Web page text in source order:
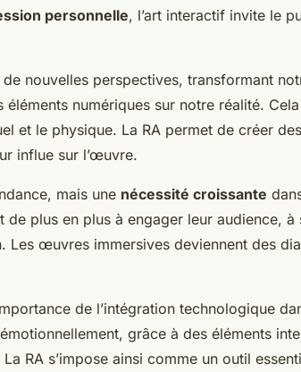
personnelle, l’art interactif invite le
de nouvelles perspectives, transformant
éléments numériques sur notre réalité.
et le physique. La RA permet de créer des
influe sur l’œuvre.
mais une nécessité croissante
plus en plus à engager leur audience, à
Les œuvres immersives deviennent des
de l’intégration technologique
grâce à des éléments
RA s’impose ainsi comme un outil